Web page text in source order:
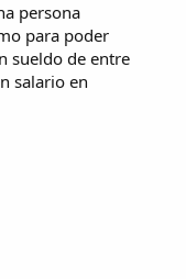
persona
para poder
sueldo de entre
salario en